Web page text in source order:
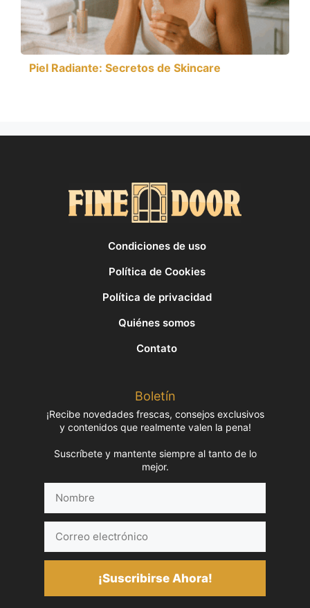
Piel Radiante: Secretos de Skincare
Condiciones de uso
Política de Cookies
Política de privacidad
Quiénes somos
Contato
Boletín
¡Recibe novedades frescas, consejos exclusivos
y contenidos que realmente valen la pena!
Suscríbete y mantente siempre al tanto de lo
mejor.
electrónico
¡Suscribirse Ahora!